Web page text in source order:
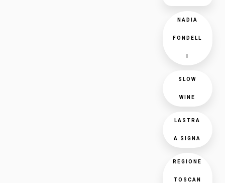
NADIA
FONDELL
SLOW
WINE
LASTRA
A SIGNA
REGIONE
TOSCAN